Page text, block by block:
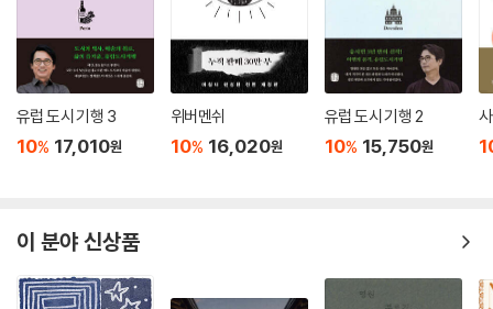
유럽 도시 기행 3
10% 17,010원
위버멘쉬
10% 16,020원
유럽 도시 기행 2
10% 15,750원
이 분야 신상품